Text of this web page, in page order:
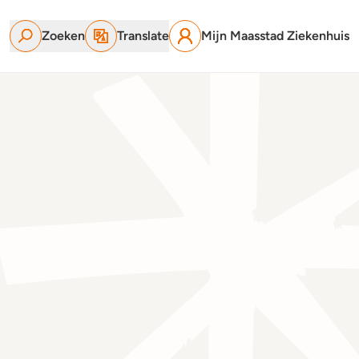
Zoeken Translate Mijn Maasstad Ziekenhuis